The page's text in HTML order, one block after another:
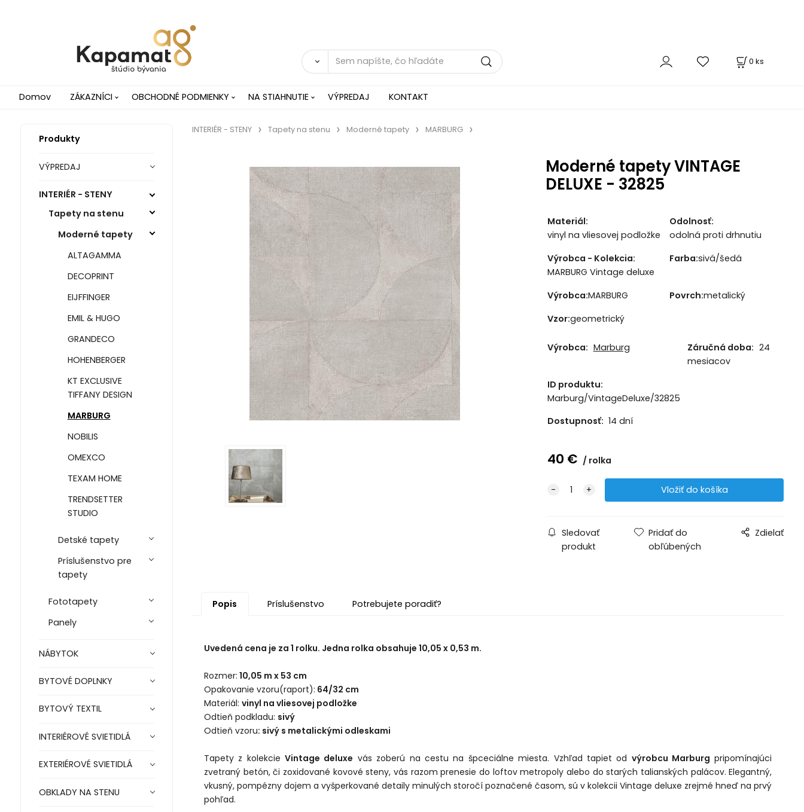
0 ks
Domov ZÁKAZNÍCI OBCHODNÉ PODMIENKY NA STIAHNUTIE VÝPREDAJ KONTAKT
Produkty
VÝPREDAJ
INTERIÉR - STENY
Tapety na stenu
Moderné tapety
ALTAGAMMA
DECOPRINT
EIJFFINGER
EMIL & HUGO
GRANDECO
HOHENBERGER
KT EXCLUSIVE
TIFFANY DESIGN
MARBURG
NOBILIS
OMEXCO
TEXAM HOME
TRENDSETTER
STUDIO
Detské tapety
Príslušenstvo pre
tapety
Fototapety
Panely
NÁBYTOK
BYTOVÉ DOPLNKY
BYTOVÝ TEXTIL
INTERIÉROVÉ SVIETIDLÁ
EXTERIÉROVÉ SVIETIDLÁ
OBKLADY NA STENU
INTERIÉR - STENY Tapety na stenu Moderné tapety MARBURG
Moderné tapety VINTAGE
DELUXE - 32825
Materiál:
vinyl na vliesovej podložke
Odolnosť:
odolná proti drhnutiu
Výrobca - Kolekcia:
MARBURG Vintage deluxe
Farba:sivá/šedá
Výrobca:MARBURG Povrch:metalický
Vzor:geometrický
Výrobca: Marburg Záručná doba: 24
mesiacov
ID produktu:
Marburg/VintageDeluxe/32825
Dostupnosť: 14 dní
40 € rolka
Sledovať
produkt
Pridať do
obľúbených
Zdielať
Popis Príslušenstvo Potrebujete poradiť?
Uvedená cena je za 1 rolku. Jedna rolka obsahuje 10,05 x 0,53 m.
Rozmer: 10,05 m x 53 cm
Opakovanie vzoru(raport): 64/32 cm
Materiál: vinyl na vliesovej podložke
Odtieň podkladu: sivý
Odtieň vzoru: sivý s metalickými odleskami
Tapety z kolekcieVintage deluxe vás zoberú na cestu na špceciálne miesta. Vzhľad tapiet od výrobcu Marburg pripomínajúci
zvetraný betón, či zoxidované kovové steny, vás razom prenesie do loftov metropoly alebo do starých talianských palácov. Elegantný,
vkusný, pompézny dojem a vyšperkované detaily minulých storočí poznačené časom, sú v kolekcii Vintage deluxe zrejmé hneď na prvý
pohľad.